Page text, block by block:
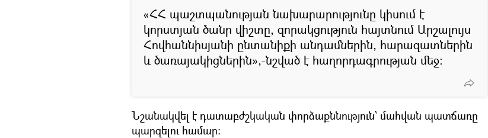
«ՀՀ պաշտպանության նախարարությունը կիսում է
կորստյան ծանր վիշտը, զորակցություն հայտնում Արշալույս
Հովհաննիսյանի ընտանիքի անդամներին, հարազատներին
և ծառայակիցներին»,-նշված է հաղորդագրության մեջ:
Նշանակվել է դատաբժշկական փորձաքննություն՝ մահվան պատճառը
պարզելու համար: